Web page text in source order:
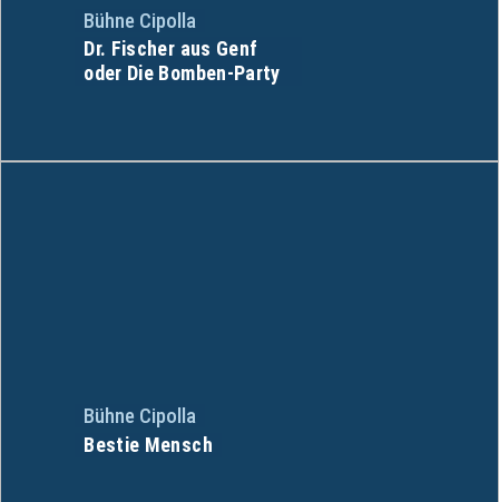
Bühne Cipolla
Dr. Fischer aus Genf
oder Die Bomben-Party
Bühne Cipolla
Bestie Mensch